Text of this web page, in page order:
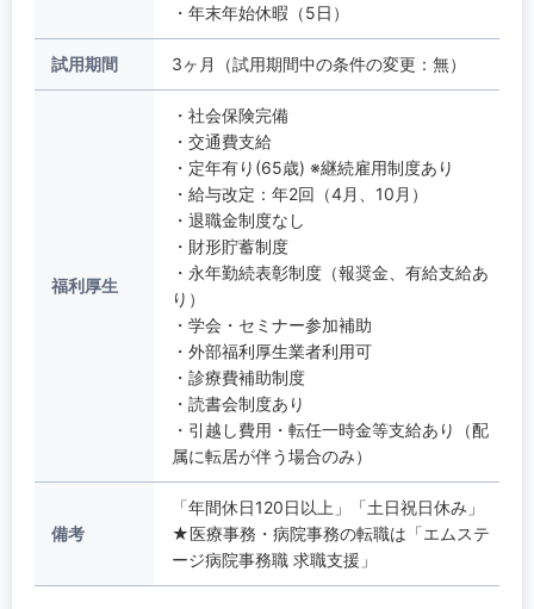
・年末年始休暇（5日）
試用期間 3ヶ月（試用期間中の条件の変更：無）
福利厚生
・社会保険完備
・交通費支給
・定年有り(65歳) ※継続雇用制度あり
・給与改定：年2回（4月、10月）
・退職金制度なし
・財形貯蓄制度
・永年勤続表彰制度（報奨金、有給支給あ
り）
・学会・セミナー参加補助
・外部福利厚生業者利用可
・診療費補助制度
・読書会制度あり
・引越し費用・転任一時金等支給あり（配
属に転居が伴う場合のみ）
備考
「年間休日120日以上」「土日祝日休み」
★医療事務・病院事務の転職は「エムステ
ージ病院事務職 求職支援」